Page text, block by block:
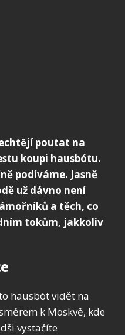
poutat na
koupi hausbótu.
podíváme. Jasně
už dávno není
a těch, co
tokům, jakkoliv
hausbót vidět na
k Moskvě, kde
vystačíte